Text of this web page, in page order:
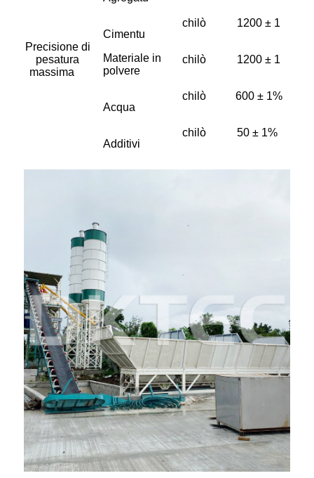
Precisione di
pesatura
massima
Cimentu
chilò 1200 ± 1
Materiale in
polvere
chilò 1200 ± 1
Acqua
chilò 600 ± 1%
Additivi
chilò 50 ± 1%